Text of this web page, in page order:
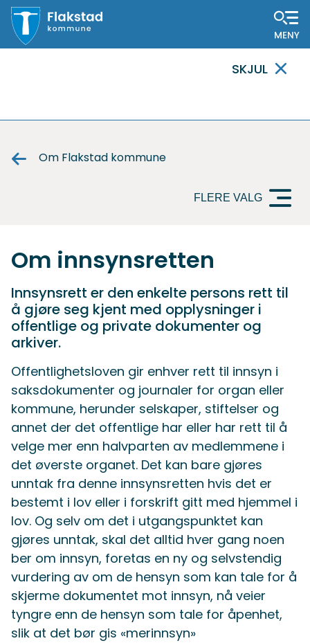
MELDING
SKJUL
Om Flakstad kommune
FLERE VALG
Om innsynsretten
Innsynsrett er den enkelte persons rett til
å gjøre seg kjent med opplysninger i
offentlige og private dokumenter og
arkiver.
Offentlighetsloven gir enhver rett til innsyn i
saksdokumenter og journaler for organ eller
kommune, herunder selskaper, stiftelser og
annet der det offentlige har eller har rett til å
velge mer enn halvparten av medlemmene i
det øverste organet. Det kan bare gjøres
unntak fra denne innsynsretten hvis det er
bestemt i lov eller i forskrift gitt med hjemmel i
lov. Og selv om det i utgangspunktet kan
gjøres unntak, skal det alltid hver gang noen
ber om innsyn, foretas en ny og selvstendig
vurdering av om de hensyn som kan tale for å
skjerme dokumentet mot innsyn, nå veier
tyngre enn de hensyn som tale for åpenhet,
slik at det bør gis «merinnsyn»